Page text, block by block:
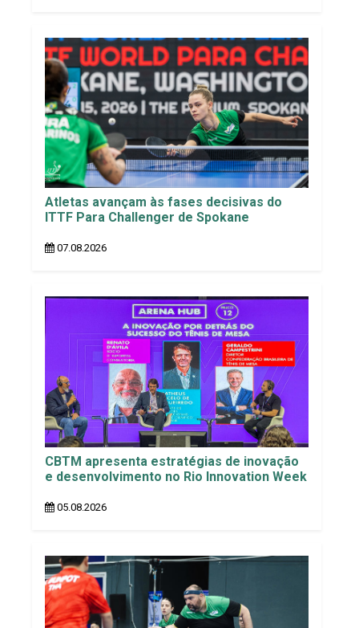
Atletas avançam às fases decisivas do
ITTF Para Challenger de Spokane
07.08.2026
CBTM apresenta estratégias de inovação
e desenvolvimento no Rio Innovation Week
05.08.2026